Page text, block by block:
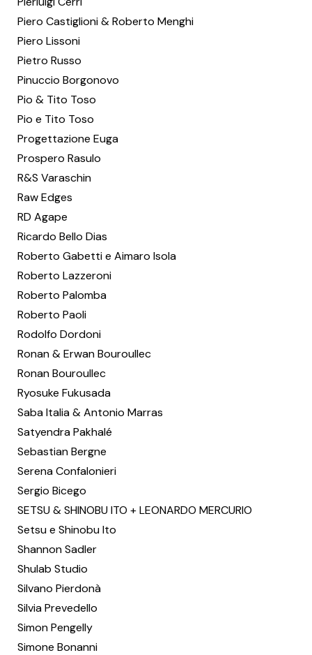
Piero Castiglioni & Roberto Menghi
Piero Lissoni
Pietro Russo
Pinuccio Borgonovo
Pio & Tito Toso
Pio e Tito Toso
Progettazione Euga
Prospero Rasulo
R&S Varaschin
Raw Edges
RD Agape
Ricardo Bello Dias
Roberto Gabetti e Aimaro Isola
Roberto Lazzeroni
Roberto Palomba
Roberto Paoli
Rodolfo Dordoni
Ronan & Erwan Bouroullec
Ronan Bouroullec
Ryosuke Fukusada
Saba Italia & Antonio Marras
Satyendra Pakhalé
Sebastian Bergne
Serena Confalonieri
Sergio Bicego
SETSU & SHINOBU ITO + LEONARDO MERCURIO
Setsu e Shinobu Ito
Shannon Sadler
Shulab Studio
Silvano Pierdonà
Silvia Prevedello
Simon Pengelly
Simone Bonanni